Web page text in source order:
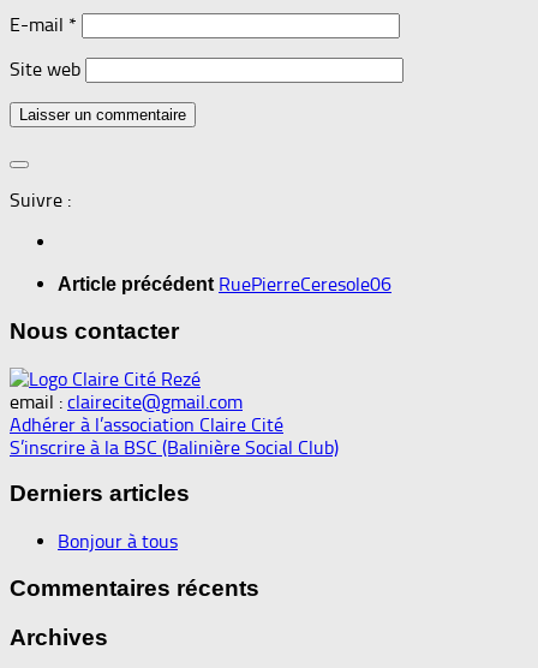
E-mail *
Site web
Suivre :
Article précédent RuePierreCeresole06
Nous contacter
email : clairecite@gmail.com
Adhérer à l’association Claire Cité
S’inscrire à la BSC (Balinière Social Club)
Derniers articles
Bonjour à tous
Commentaires récents
Archives